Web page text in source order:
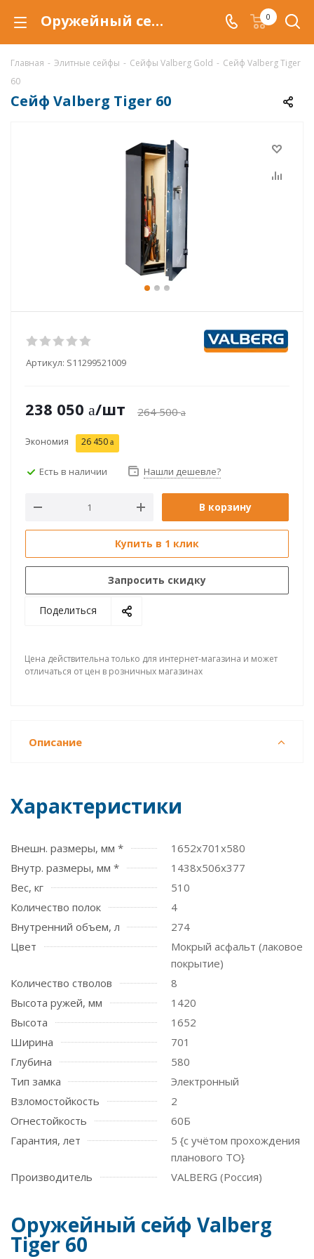
Оружейный сейф Valberg Tiger 60, сейф Tiger 60 купить со скидкой по низкой цене в интернет-магазине ValbergSafe.ru 0
Главная - Элитные сейфы - Сейфы Valberg Gold - Сейф Valberg Tiger
60
Сейф Valberg Tiger 60
Артикул: S11299521009
238 050 /шт 264 500
Экономия 26 450
Есть в наличии Нашли дешевле?
В корзину
Купить в 1 клик
Запросить скидку
Поделиться
Цена действительна только для интернет-магазина и может
отличаться от цен в розничных магазинах
Описание
Характеристики
Внешн. размеры, мм *
1652x701x580
Внутр. размеры, мм *
1438х506х377
Вес, кг
510
Количество полок
4
Внутренний объем, л
274
Цвет
Мокрый асфальт (лаковое
покрытие)
Количество стволов
8
Высота ружей, мм
1420
Высота
1652
Ширина
701
Глубина
580
Тип замка
Электронный
Взломостойкость
2
Огнестойкость
60Б
Гарантия, лет
5 {с учётом прохождения
планового ТО}
Производитель
VALBERG (Россия)
Оружейный сейф Valberg
Tiger 60